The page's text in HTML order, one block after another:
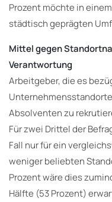
Prozent möchte in
städtisch geprägten
Mittel gegen
Verantwortung
Arbeitgeber, die es
Absolventen zu
Für zwei Drittel der
Fall nur für ein
weniger beliebten
Prozent wäre dies
Hälfte (53 Prozent)